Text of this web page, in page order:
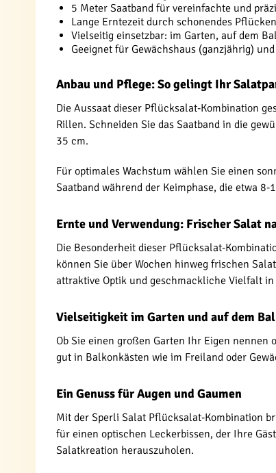
5 Meter Saatband für vereinfachte und
Lange Erntezeit durch schonendes
Vielseitig einsetzbar: im Garten, auf dem
Geeignet für Gewächshaus (ganzjährig)
Anbau und Pflege: So gelingt Ihr
Die Aussaat dieser Pflücksalat-Kombination
Rillen. Schneiden Sie das Saatband in die
35 cm.
Für optimales Wachstum wählen Sie einen
Saatband während der Keimphase, die etwa
Ernte und Verwendung: Frischer Salat
Die Besonderheit dieser Pflücksalat-
können Sie über Wochen hinweg frischen
attraktive Optik und geschmackliche Vielfalt
Vielseitigkeit im Garten und auf dem
Ob Sie einen großen Garten Ihr Eigen
gut in Balkonkästen wie im Freiland oder
Ein Genuss für Augen und Gaumen
Mit der Sperli Salat Pflücksalat-Kombination
für einen optischen Leckerbissen, der Ihre
Salatkreation herauszuholen.